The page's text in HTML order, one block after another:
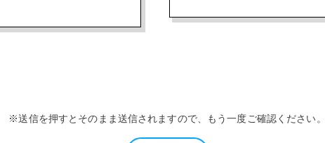
※送信を押すとそのまま送信されますので、もう一度ご確認ください